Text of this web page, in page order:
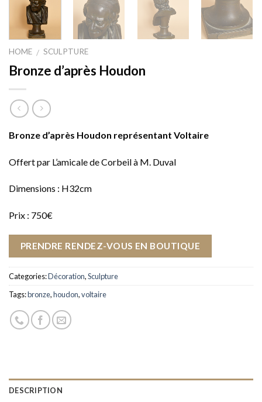
HOME / SCULPTURE
Bronze d’après Houdon
Bronze d’après Houdon représentant Voltaire
Offert par L’amicale de Corbeil à M. Duval
Dimensions : H32cm
Prix : 750€
PRENDRE RENDEZ-VOUS EN BOUTIQUE
Categories:Décoration,Sculpture
Tags:bronze,houdon,voltaire
DESCRIPTION